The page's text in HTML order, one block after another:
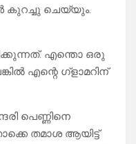
കുറച്ചു ചെയ്യും.
എന്തൊ ഒരു
എന്റെ ഗ്ളാമറിന്
പെണ്ണിനെ
തമാശ ആയിട്ട്